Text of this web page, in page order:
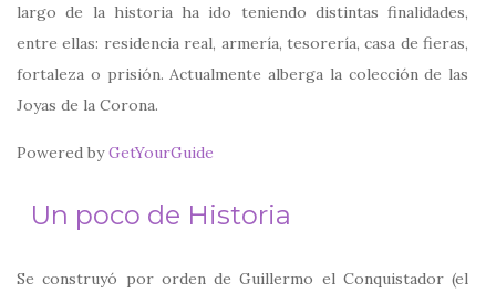
largo de la historia ha ido teniendo distintas finalidades,
entre ellas: residencia real, armería, tesorería, casa de fieras,
fortaleza o prisión. Actualmente alberga la colección de las
Joyas de la Corona.
Powered byGetYourGuide
Un poco de Historia
Se construyó por orden de Guillermo el Conquistador (el